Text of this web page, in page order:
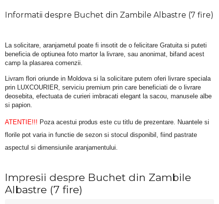
Informatii despre Buchet din Zambile Albastre (7 fire)
La solicitare, aranjametul poate fi insotit de o felicitare Gratuita si puteti
beneficia de optiunea foto martor la livrare, sau anonimat, bifand acest
camp la plasarea comenzii.
Livram flori oriunde in Moldova si la solicitare putem oferi livrare speciala
prin LUXCOURIER, serviciu premium prin care beneficiati de o livrare
deosebita, efectuata de curieri imbracati elegant la sacou, manusele albe
si papion.
ATENTIE!!! Poza acestui produs este cu titlu de prezentare. Nuantele si
florile pot varia in functie de sezon si stocul disponibil, fiind pastrate
aspectul si dimensiunile aranjamentului.
Impresii despre Buchet din Zambile
Albastre (7 fire)